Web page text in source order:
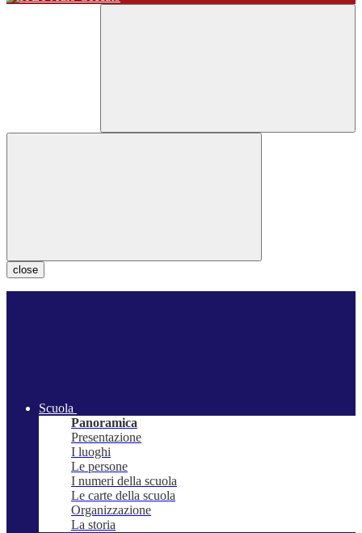
close
Scuola
Panoramica
Presentazione
I luoghi
Le persone
I numeri della scuola
Le carte della scuola
Organizzazione
La storia